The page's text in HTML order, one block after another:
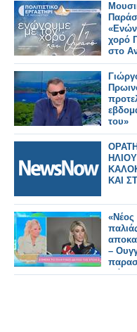
χορό
στο
του»
ΚΑΙ
«Νέος
–